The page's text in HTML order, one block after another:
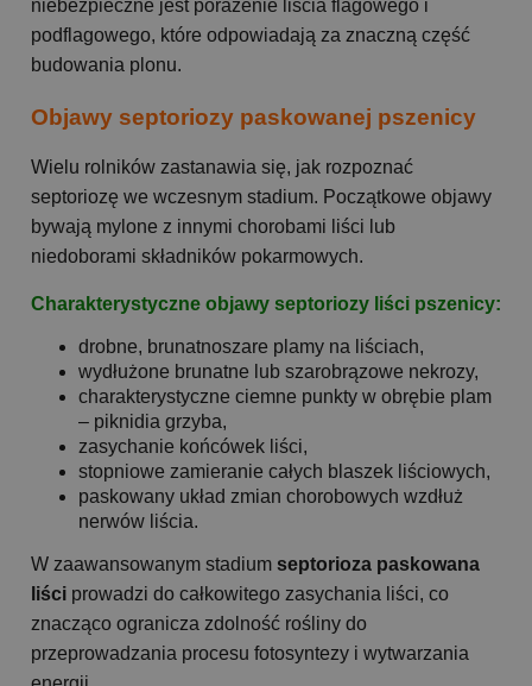
niebezpieczne jest porażenie liścia flagowego i
podflagowego, które odpowiadają za znaczną część
budowania plonu.
Objawy septoriozy paskowanej pszenicy
Wielu rolników zastanawia się, jak rozpoznać
septoriozę we wczesnym stadium. Początkowe objawy
bywają mylone z innymi chorobami liści lub
niedoborami składników pokarmowych.
Charakterystyczne objawy septoriozy liści pszenicy:
drobne, brunatnoszare plamy na liściach,
wydłużone brunatne lub szarobrązowe nekrozy,
charakterystyczne ciemne punkty w obrębie plam
– piknidia grzyba,
zasychanie końcówek liści,
stopniowe zamieranie całych blaszek liściowych,
paskowany układ zmian chorobowych wzdłuż
nerwów liścia.
W zaawansowanym stadium septorioza paskowana
liści prowadzi do całkowitego zasychania liści, co
znacząco ogranicza zdolność rośliny do
przeprowadzania procesu fotosyntezy i wytwarzania